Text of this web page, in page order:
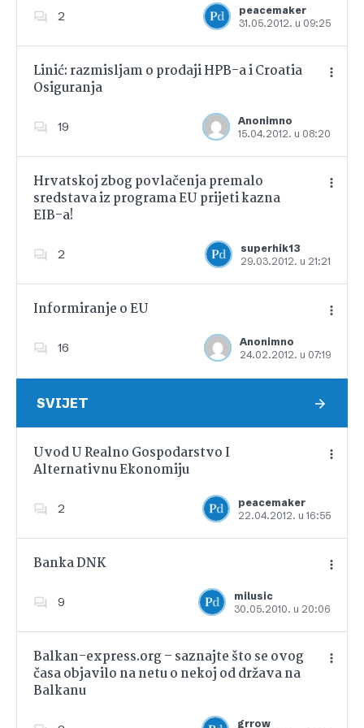
2
peacemaker
31.05.2012. u 09:25
Dodajte u favorite
Linić: razmisljam o prodaji HPB-a i Croatia
Osiguranja
19
Anonimno
15.04.2012. u 08:20
Dodajte u favorite
Hrvatskoj zbog povlačenja premalo
sredstava iz programa EU prijeti kazna
EIB-a!
2
superhik13
29.03.2012. u 21:21
Informiranje o EU
16
Anonimno
24.02.2012. u 07:19
Dodajte u favorite
SVIJET
Uvod U Realno Gospodarstvo I
Alternativnu Ekonomiju
2
peacemaker
22.04.2012. u 16:55
Dodajte u favorite
Banka DNK
9
milusic
30.05.2010. u 20:06
Dodajte u favorite
Balkan-express.org – saznajte što se ovog
časa objavilo na netu o nekoj od država na
Balkanu
grrow